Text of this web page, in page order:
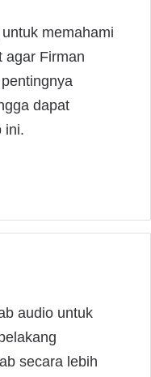
memahami
agar Firman
dapat
ini.
audio untuk
secara lebih